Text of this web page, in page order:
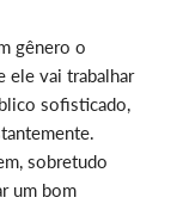
gênero o
ele vai trabalhar
sofisticado,
sobretudo
um bom